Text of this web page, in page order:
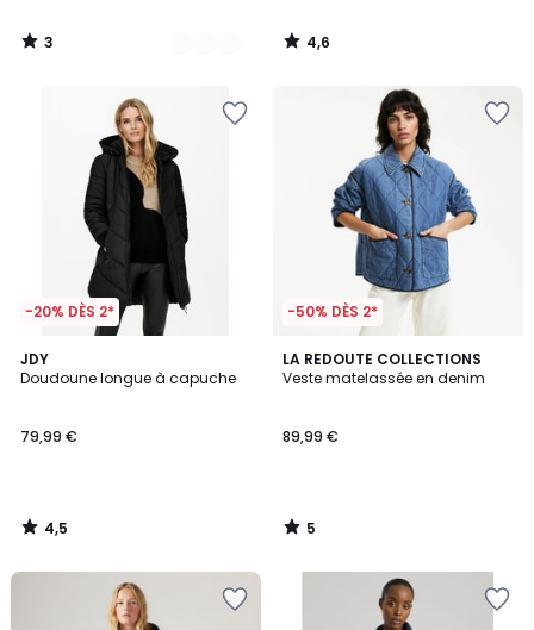
3
/
4,6
/
-20% DÈS 2*
JDY
Doudoune longue à capuche
79,99 €
4,5
/ 5
4,5
/
-50% DÈS 2*
LA REDOUTE COLLECTIONS
Veste matelassée en denim
89,99 €
5
/
5
/